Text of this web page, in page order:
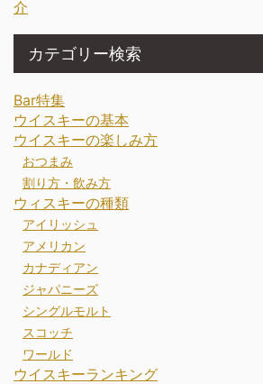
カテゴリー検索
Bar特集
ウイスキーの基本
ウイスキーの楽しみ方
おつまみ
割り方・飲み方
ウィスキーの種類
アイリッシュ
アメリカン
カナディアン
ジャパニーズ
シングルモルト
スコッチ
ワールド
ウイスキーランキング